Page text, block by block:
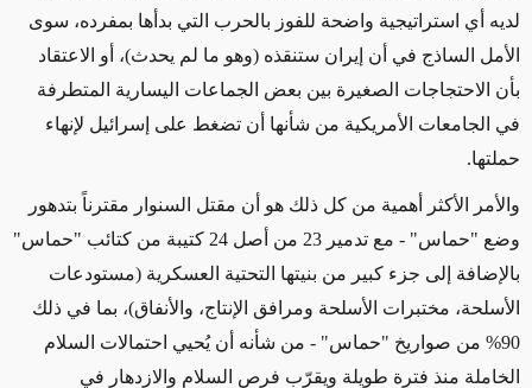
لديه أي استراتيجية واضحة للفوز بالحرب التي بدأها بمفرده، سوى
الأمل الساذج في أن إيران ستنقذه (وهو ما لم يحدث)، أو الاعتقاد
بأن الاحتجاجات الصغيرة بين بعض الجماعات اليسارية المتطرفة
في الجامعات الأمريكية من شأنها أن تضغط على إسرائيل لإنهاء
حملتها.
والأمر الأكثر أهمية من كل ذلك هو أن مقتل السنوار مقترناً بتدهور
وضع "حماس" - مع تدمير 23 من أصل 24 كتيبة من كتائب "حماس"
بالإضافة إلى جزء كبير من بنيتها التحتية العسكرية (مستودعات
الأسلحة، مختبرات الأسلحة ومرافق الإنتاج، والأنفاق)، بما في ذلك
90% من صواريخ "حماس" -
من شأنه أنيُحيي احتمالات السلام
الخاملة منذ فترة طويلة ويقرّب فرص السلام والازدهار في